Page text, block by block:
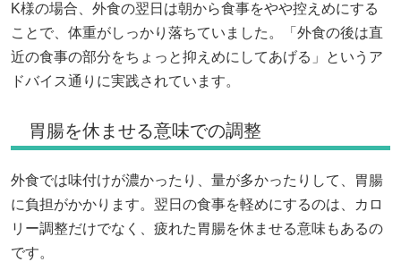
K様の場合、外食の翌日は朝から食事をやや控えめにする
ことで、体重がしっかり落ちていました。「外食の後は直
近の食事の部分をちょっと抑えめにしてあげる」というア
ドバイス通りに実践されています。
胃腸を休ませる意味での調整
外食では味付けが濃かったり、量が多かったりして、胃腸
に負担がかかります。翌日の食事を軽めにするのは、カロ
リー調整だけでなく、疲れた胃腸を休ませる意味もあるの
です。